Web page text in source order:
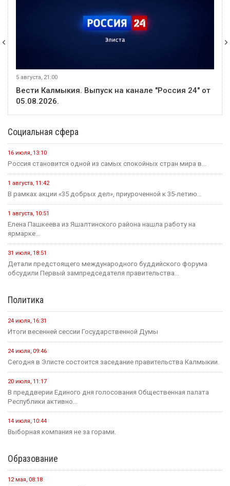
5 августа, 21:00
Вести Калмыкия. Выпуск на канале "Россия 24" от
05.08.2026.
Социальная сфера
16 июля, 13:10
Россия становится одной из самых спокойных стран мира в...
1 августа, 11:42
В рамках акции «35 добрых дел», приуроченной к 35-летию...
1 августа, 10:51
Елена Пашкеева из Яшалтинского района нашла работу на
ярмарке...
31 июля, 18:51
Детали предстоящего международного буддийского форума
обсудили Первый зампредседателя правительства...
Политика
24 июля, 16:31
Итоги весенней сессии Государственной Думы
24 июля, 09:46
Сегодня в Элисте состоится заседание правительства Калмыкии.
20 июля, 11:17
В преддверии Единого дня голосования Общественная палата
Республики активно...
14 июля, 10:44
Выборная компания не за горами.
Образование
12 мая, 08:18